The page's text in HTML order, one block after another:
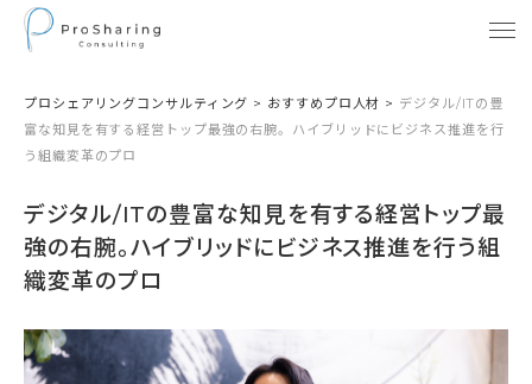
プロシェアリングコンサルティング > おすすめプロ人材 > デジタル/ITの豊
富な知見を有する経営トップ最強の右腕。ハイブリッドにビジネス推進を行
う組織変革のプロ
デジタル/ITの豊富な知見を有する経営トップ最
強の右腕。ハイブリッドにビジネス推進を行う組
織変革のプロ